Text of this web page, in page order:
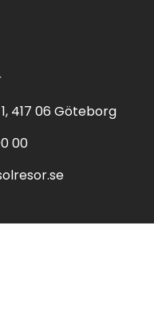
417 06 Göteborg
00